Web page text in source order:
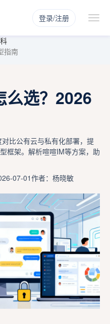
登录/注册
指南
么选？2026
比公有云与私有化部署，提
框架。解析喧喧IM等方案，助
07-01作者：杨晓敏